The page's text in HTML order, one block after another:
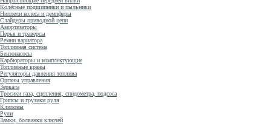
Колёсные подшипники и пыльники
Ниппели колеса и демпферы
Слайдеры приводной цепи
Амортизаторы
Перья и траверсы
Ремни вариатора
Топливная система
Бензонасосы
Карбюраторы и комплектующие
Топливные краны
Регуляторы давления топлива
Органы управления
Зеркала
Тросики газа, сцепления, спидометра, подсоса
Грипсы и грузики руля
Клипоны
Рули
Замки, болванки ключей